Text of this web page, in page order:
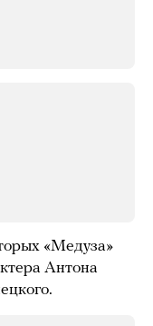
«Медуза»
Антона